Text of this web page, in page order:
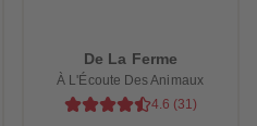
De La Ferme
À L'Écoute Des Animaux
4.6 (31)